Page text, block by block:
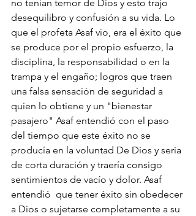
no tenían temor de Dios y esto trajo
desequilibro y confusión a su vida. Lo
que el profeta Asaf vio, era el éxito que
se produce por el propio esfuerzo, la
disciplina, la responsabilidad o en la
trampa y el engaño; logros que traen
una falsa sensación de seguridad a
quien lo obtiene y un "bienestar
pasajero" Asaf entendió con el paso
del tiempo que este éxito no se
producía en la voluntad De Dios y seria
de corta duración y traería consigo
sentimientos de vacío y dolor. Asaf
entendió  que tener éxito sin obedecer
a Dios o sujetarse completamente a su